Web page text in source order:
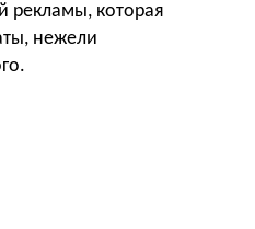
рекламы, которая
нежели